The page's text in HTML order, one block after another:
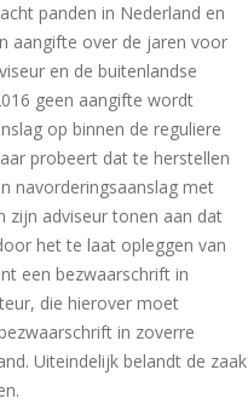
panden in Nederland en
aangifte over de jaren voor
en de buitenlandse
geen aangifte wordt
op binnen de reguliere
probeert dat te herstellen
navorderingsaanslag met
zijn adviseur tonen aan dat
het te laat opleggen van
een bezwaarschrift in
die hierover moet
in zoverre
Uiteindelijk belandt de zaak